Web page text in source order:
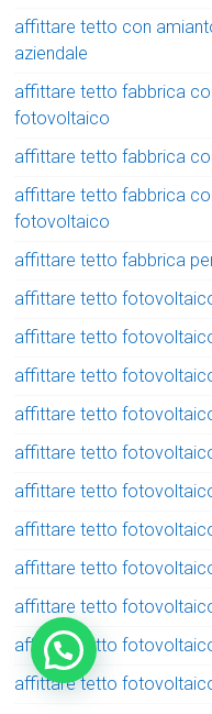
affittare tetto con
aziendale
affittare tetto fabbrica
fotovoltaico
affittare tetto fabbrica
affittare tetto fabbrica
fotovoltaico
affittare tetto fabbrica
affittare tetto
affittare tetto
affittare tetto
affittare tetto
affittare tetto
affittare tetto
affittare tetto
affittare tetto
affittare tetto
affittare tetto
affittare tetto